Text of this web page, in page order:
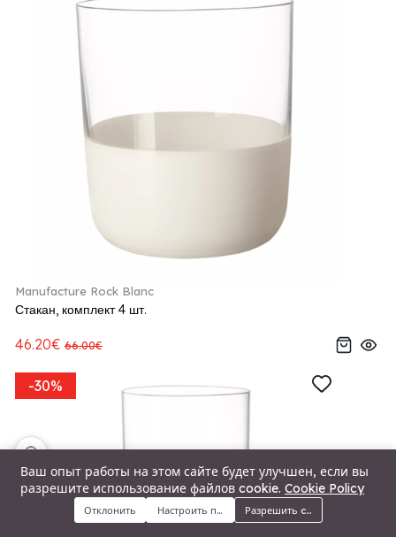
Меню Категории Поиск Корзина
Manufacture Rock Blanc
Стакан, комплект 4 шт.
46.20€ 66.00€
-30%
Ваш опыт работы на этом сайте будет улучшен, если вы
разрешите использование файлов cookie. Cookie Policy
Отклонить Настроить предпочтенияРазрешить cookie
🍪